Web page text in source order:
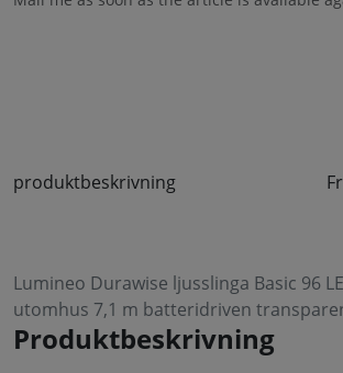
produktbeskrivning
Lumineo Durawise ljusslinga Basic 96
utomhus 7,1 m batteridriven
Produktbeskrivning